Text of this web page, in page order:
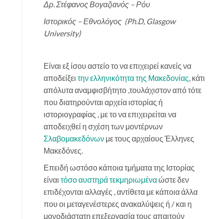
Δρ.ΣτέφανοςΒογαζιανός – Ρόυ
Ιστορικός – Εθνολόγος (Ph.D, Glasgow
University)
Είναι εξ ίσου αστείο το να επιχειρεί κανείς να
αποδείξει την ελληνικότητα της Μακεδονίας, κάτι
απόλυτα αναμφισβήτητο ,τουλάχιστον από τότε
που διατηρούνται αρχεία ιστορίας ή
ιστοριογραφίας , με το να επιχειρείται να
αποδειχθεί η σχέση των μοντέρνων
Σλαβομακεδόνων με τους αρχαίους Έλληνες
Μακεδόνες.
Επειδή ωστόσο κάποια τμήματα της Ιστορίας
είναι τόσο αυστηρά τεκμηριωμέναώστε δεν
επιδέχονται αλλαγές , αντίθετα με κάποια άλλα
που οι μεταγενέστερες ανακαλύψεις ή / και η
μονοδιάστατη επεξεργασία τους απαιτούν